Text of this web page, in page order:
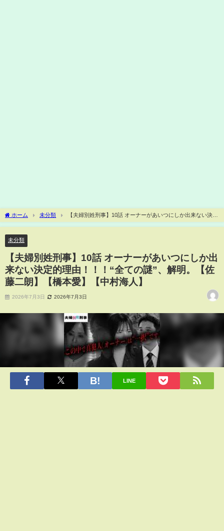
ホーム 未分類
【夫婦別姓刑事】10話 オーナーがあいつにしか出来ない決定
的理由！！！“全ての謎”、解明。【佐藤二朗】【橋本愛】【中村海人】
未分類
【夫婦別姓刑事】10話 オーナーがあいつにしか出
来ない決定的理由！！！“全ての謎”、解明。【佐
藤二朗】【橋本愛】【中村海人】
2026年7月3日 2026年7月3日
LINE